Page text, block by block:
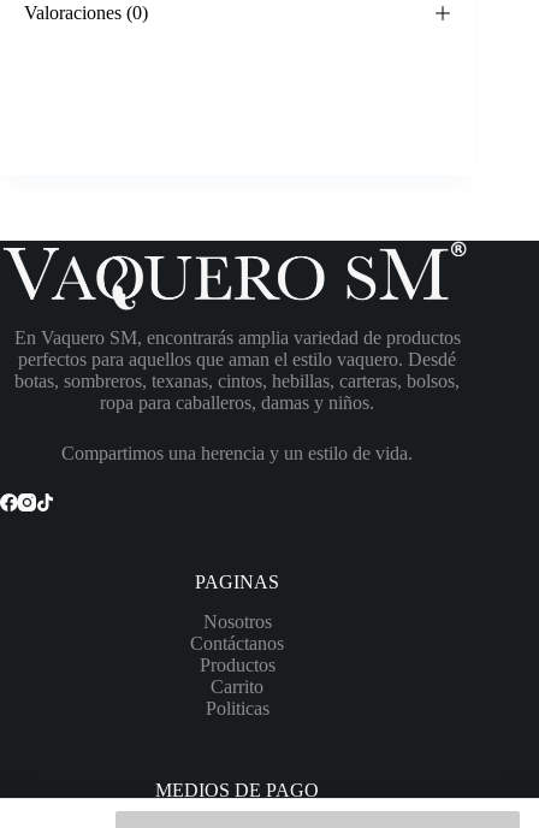
Valoraciones (0)
En Vaquero SM, encontrarás amplia variedad de productos
perfectos para aquellos que aman el estilo vaquero. Desdé
botas, sombreros, texanas, cintos, hebillas, carteras, bolsos,
ropa para caballeros, damas y niños.
Compartimos una herencia y un estilo de vida.
PAGINAS
Nosotros
Contáctanos
Productos
Carrito
Politicas
MEDIOS DE PAGO